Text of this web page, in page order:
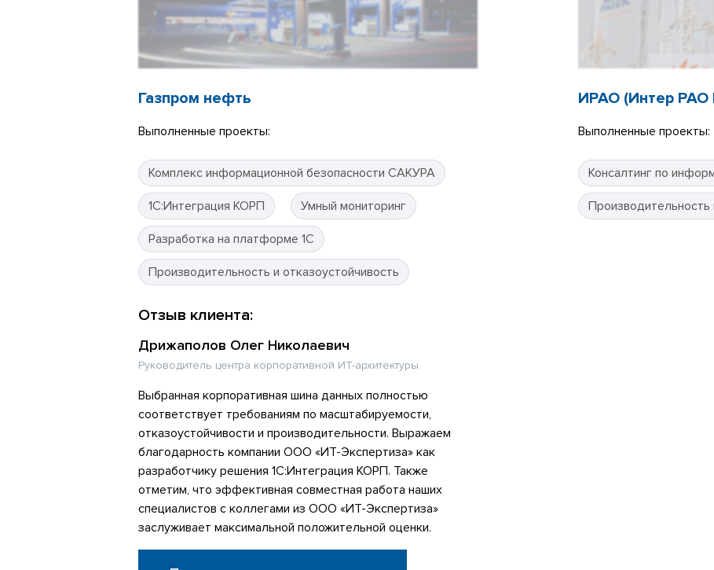
Газпром нефть
Выполненные проекты:
Комплекс информационной безопасности САКУРА
1С:Интеграция КОРП Умный мониторинг
Разработка на платформе 1С
Производительность и отказоустойчивость
Отзыв клиента:
Дрижаполов Олег Николаевич
Руководитель центра корпоративной ИТ-архитектуры
Выбранная корпоративная шина данных полностью
соответствует требованиям по масштабируемости,
отказоустойчивости и производительности. Выражаем
благодарность компании ООО «ИТ-Экспертиза» как
разработчику решения 1С:Интеграция КОРП. Также
отметим, что эффективная совместная работа наших
специалистов с коллегами из ООО «ИТ-Экспертиза»
заслуживает максимальной положительной оценки.
ИРАО (Интер РАО
Выполненные проекты:
Консалтинг по
Производительность